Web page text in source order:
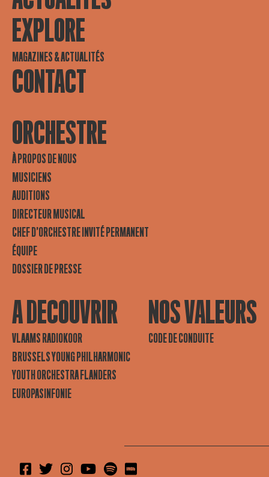
EXPLORE
MAGAZINES & ACTUALITÉS
CONTACT
ORCHESTRE
À PROPOS DE NOUS
MUSICIENS
AUDITIONS
DIRECTEUR MUSICAL
CHEF D’ORCHESTRE INVITÉ PERMANENT
ÉQUIPE
DOSSIER DE PRESSE
A DECOUVRIR
VLAAMS RADIOKOOR
BRUSSELS YOUNG PHILHARMONIC
YOUTH ORCHESTRA FLANDERS
EUROPASINFONIE
NOS VALEURS
CODE DE CONDUITE